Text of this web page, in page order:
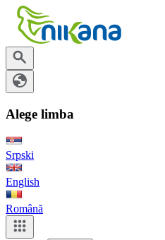
Alege limba
Srpski
English
Română